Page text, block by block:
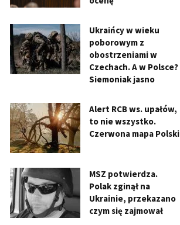
Ukraińcy w wieku
poborowym z
obostrzeniami w
Czechach. A w Polsce?
Siemoniak jasno
Alert RCB ws. upałów,
to nie wszystko.
Czerwona mapa Polski
MSZ potwierdza.
Polak zginął na
Ukrainie, przekazano
czym się zajmował